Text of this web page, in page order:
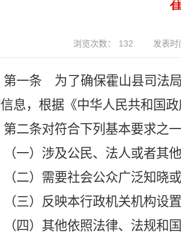
浏览次数： 132 发表
第一条 为了确保霍山县司法
息，根据《中华人民共和国
第二条对符合下列基本要求之
（一）涉及公民、法人或者其
（二）需要社会公众广泛知晓
（三）反映本行政机关机构设
（四）其他依照法律、法规和